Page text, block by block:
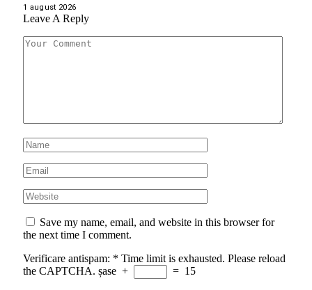
1 august 2026
Leave A Reply
Save my name, email, and website in this browser for
the next time I comment.
Verificare antispam: * Time limit is exhausted. Please reload
the CAPTCHA. șase + = 15